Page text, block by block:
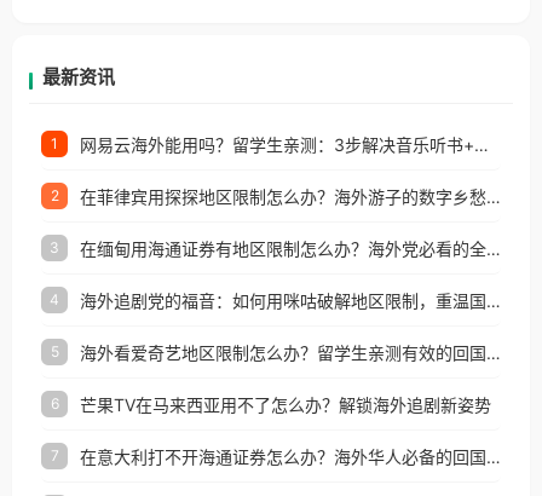
最新资讯
1 网易云海外能用吗？留学生亲测：3步解决音乐听书+银行视频地区限制
2 在菲律宾用探探地区限制怎么办？海外游子的数字乡愁与破局之道
3 在缅甸用海通证券有地区限制怎么办？海外党必看的全场景回国加速指南
4 海外追剧党的福音：如何用咪咕破解地区限制，重温国内精彩
5 海外看爱奇艺地区限制怎么办？留学生亲测有效的回国加速器选择指南
6 芒果TV在马来西亚用不了怎么办？解锁海外追剧新姿势
7 在意大利打不开海通证券怎么办？海外华人必备的回国加速指南（附2026世界杯观赛秘籍）